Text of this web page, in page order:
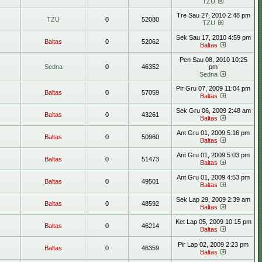
TZU 0 52080
Tre Sau 27, 2010 2:48 pm
TZU
Baltas 0 52062
Sek Sau 17, 2010 4:59 pm
Baltas
Sedna 0 46352
Pen Sau 08, 2010 10:25
pm
Sedna
Baltas 0 57059
Pir Gru 07, 2009 11:04 pm
Baltas
Baltas 0 43261
Sek Gru 06, 2009 2:48 am
Baltas
Baltas 0 50960
Ant Gru 01, 2009 5:16 pm
Baltas
Baltas 0 51473
Ant Gru 01, 2009 5:03 pm
Baltas
Baltas 0 49501
Ant Gru 01, 2009 4:53 pm
Baltas
Baltas 0 48592
Sek Lap 29, 2009 2:39 am
Baltas
Baltas 0 46214
Ket Lap 05, 2009 10:15 pm
Baltas
Baltas 0 46359
Pir Lap 02, 2009 2:23 pm
Baltas